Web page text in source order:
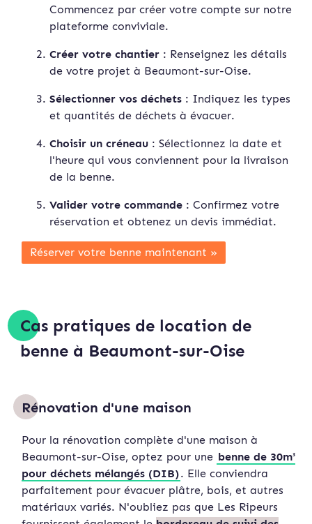
Commencez par créer votre compte sur notre
plateforme conviviale.
Créer votre chantier : Renseignez les détails
de votre projet à Beaumont-sur-Oise.
Sélectionner vos déchets : Indiquez les types
et quantités de déchets à évacuer.
Choisir un créneau : Sélectionnez la date et
l'heure qui vous conviennent pour la livraison
de la benne.
Valider votre commande : Confirmez votre
réservation et obtenez un devis immédiat.
Réserver votre benne maintenant »
Cas pratiques de location de
benne à Beaumont-sur-Oise
Rénovation d'une maison
Pour la rénovation complète d'une maison à
Beaumont-sur-Oise, optez pour une benne de 30m³
pour déchets mélangés (DIB). Elle conviendra
parfaitement pour évacuer plâtre, bois, et autres
matériaux variés. N'oubliez pas que Les Ripeurs